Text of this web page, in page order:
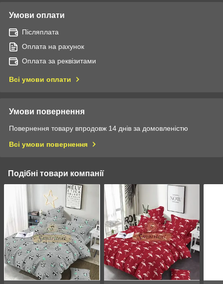
Умови оплати
Післяплата
Оплата на рахунок
Оплата за реквізитами
Всі умови оплати
Умови повернення
Повернення товару впродовж 14 днів за домовленістю
Всі умови повернення
Подібні товари компанії